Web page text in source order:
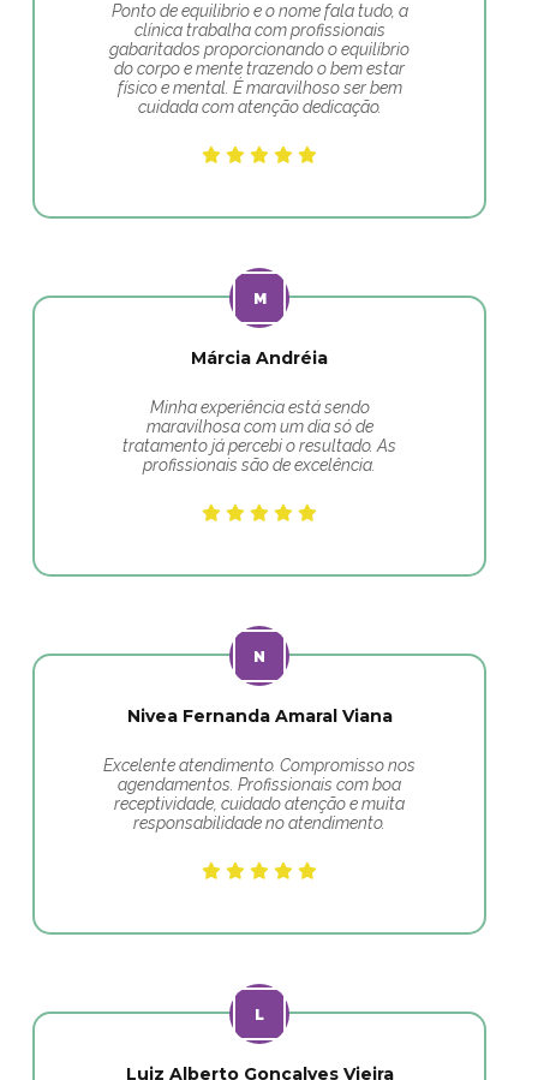
Ponto de equilibrio e o nome fala tudo, a
clínica trabalha com profissionais
gabaritados proporcionando o equilíbrio
do corpo e mente trazendo o bem estar
físico e mental. É maravilhoso ser bem
cuidada com atenção dedicação.
Márcia Andréia
Minha experiência está sendo
maravilhosa com um dia só de
tratamento já percebi o resultado. As
profissionais são de excelência.
Nivea Fernanda Amaral Viana
Excelente atendimento. Compromisso nos
agendamentos. Profissionais com boa
receptividade, cuidado atenção e muita
responsabilidade no atendimento.
Luiz Alberto Gonçalves Vieira